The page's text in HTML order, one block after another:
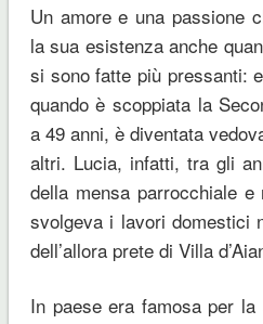
Un amore e una passione
la sua esistenza anche
si sono fatte più pressanti:
quando è scoppiata la
a 49 anni, è diventata
altri. Lucia, infatti, tra gli
della mensa parrocchiale
svolgeva i lavori domestici
dell’allora prete di Villa
In paese era famosa per